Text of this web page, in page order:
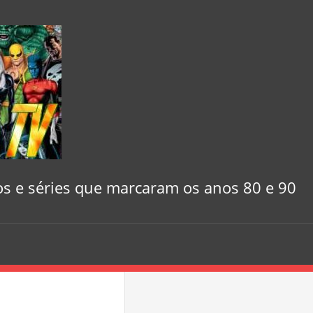
Quadrinhos,
e
e séries que marcaram os anos 80 e 90